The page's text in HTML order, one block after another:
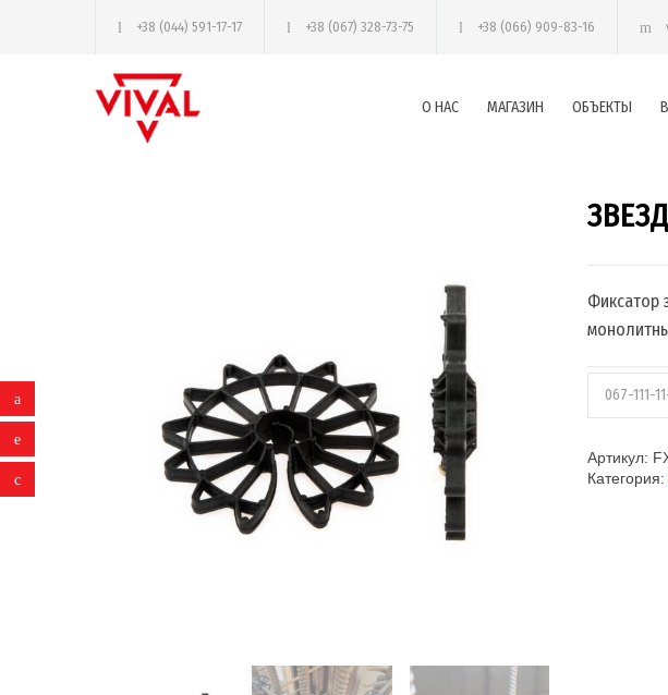
+38 (044) 591-17-17 +38 (067) 328-73-75 +38 (066) 909-83-16
О НАС МАГАЗИН ОБЪЕКТЫ
Фиксатор
Артикул: